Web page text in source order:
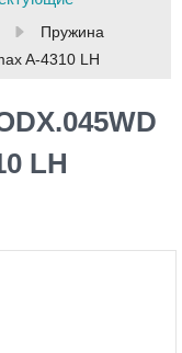
Пружина
A-4310 LH
LH